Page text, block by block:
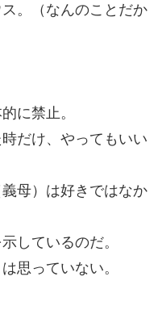
。（なんのことだか
に禁止。
だけ、やってもいい
母）は好きではなか
しているのだ。
思っていない。